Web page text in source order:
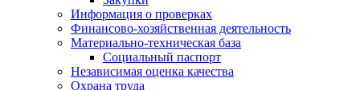
Информация о проверках
Финансово-хозяйственная деятельность
Материально-техническая база
Социальный паспорт
Независимая оценка качества
Охрана труда